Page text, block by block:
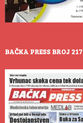
BAČKA PRESS BROJ 217